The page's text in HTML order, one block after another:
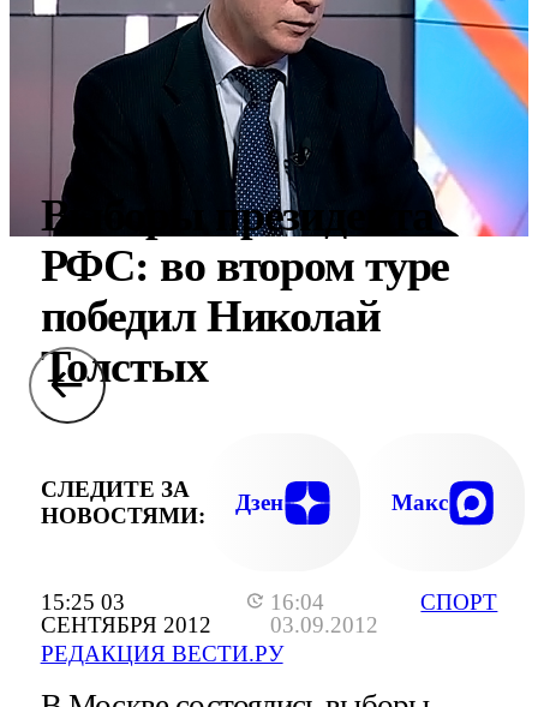
15:25 03
СЕНТЯБРЯ 2012
16:04
03.09.2012
РЕДАКЦИЯ ВЕСТИ.РУ
СПОРТ
Выборы президента
РФС: во втором туре
победил Николай
Толстых
СЛЕДИТЕ ЗА
НОВОСТЯМИ:
Дзен Макс